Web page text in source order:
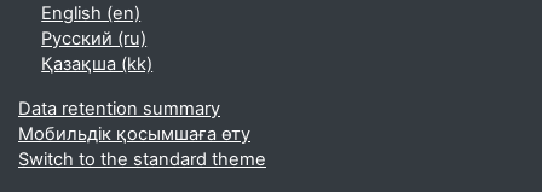
English ‎(en)‎
Русский ‎(ru)‎
Қазақша ‎(kk)‎
Data retention summary
Мобильдік қосымшаға өту
Switch to the standard theme